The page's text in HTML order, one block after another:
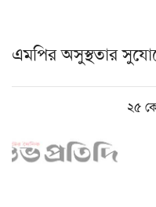
এমপির অসুস্থতার
২৫